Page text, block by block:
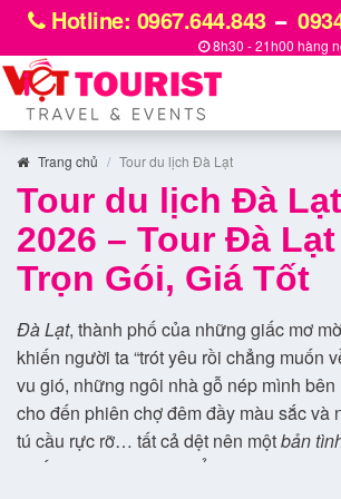
Hotline: 0967.644.843
8h30 - 21h00 hàng
Trang chủ Tour du lịch Đà Lạt
Tour du lịch Đà
2026 – Tour Đà Lạt
Trọn Gói, Giá Tốt
Đà Lạt, thành phố của những giấc mơ
khiến người ta “trót yêu rồi chẳng muốn
vu gió, những ngôi nhà gỗ nép mình
cho đến phiên chợ đêm đầy màu sắc và
tú cầu rực rỡ… tất cả dệt nên mộtbản
khiến trái tim ai cũng thổn thức.